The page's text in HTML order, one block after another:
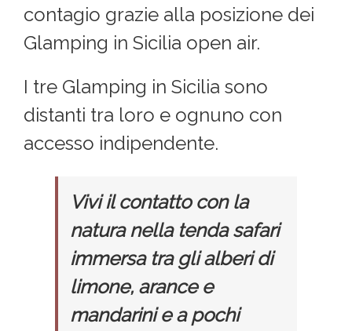
contagio grazie alla posizione dei
Glamping in Sicilia open air.
I tre Glamping in Sicilia sono
distanti tra loro e ognuno con
accesso indipendente.
Vivi il contatto con la
natura nella tenda safari
immersa tra gli alberi di
limone, arance e
mandarini e a pochi